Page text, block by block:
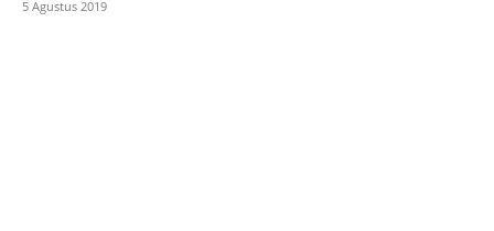
5 Agustus 2019